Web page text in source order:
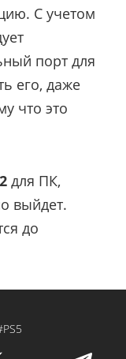
С учетом
порт для
его, даже
что это
для ПК,
выйдет.
до